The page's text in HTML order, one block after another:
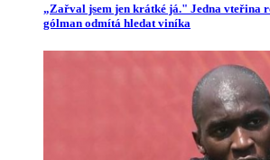
„Zařval jsem jen krátké já." Jedna vteřina
gólman odmítá hledat viníka